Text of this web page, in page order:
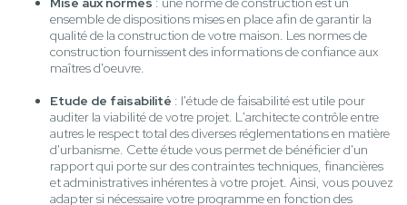
ensemble de dispositions mises en place afin de garantir la
qualité de la construction de votre maison. Les normes de
construction fournissent des informations de confiance aux
maîtres d'oeuvre.
Etude de faisabilité : l'étude de faisabilité est utile pour
auditer la viabilité de votre projet. L'architecte contrôle entre
autres le respect total des diverses réglementations en matière
d'urbanisme. Cette étude vous permet de bénéficier d'un
rapport qui porte sur des contraintes techniques, financières
et administratives inhérentes à votre projet. Ainsi, vous pouvez
adapter si nécessaire votre programme en fonction des